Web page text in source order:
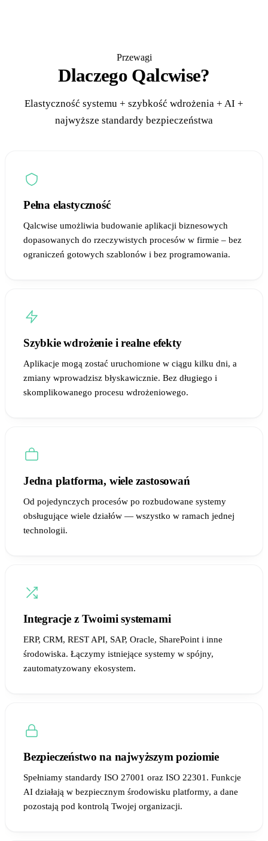
Przewagi
Dlaczego Qalcwise?
Elastyczność systemu + szybkość wdrożenia + AI +
najwyższe standardy bezpieczeństwa
Pełna elastyczność
Qalcwise umożliwia budowanie aplikacji biznesowych
dopasowanych do rzeczywistych procesów w firmie – bez
ograniczeń gotowych szablonów i bez programowania.
Szybkie wdrożenie i realne efekty
Aplikacje mogą zostać uruchomione w ciągu kilku dni, a
zmiany wprowadzisz błyskawicznie. Bez długiego i
skomplikowanego procesu wdrożeniowego.
Jedna platforma, wiele zastosowań
Od pojedynczych procesów po rozbudowane systemy
obsługujące wiele działów — wszystko w ramach jednej
technologii.
Integracje z Twoimi systemami
ERP, CRM, REST API, SAP, Oracle, SharePoint i inne
środowiska. Łączymy istniejące systemy w spójny,
zautomatyzowany ekosystem.
Bezpieczeństwo na najwyższym poziomie
Spełniamy standardy ISO 27001 oraz ISO 22301. Funkcje
AI działają w bezpiecznym środowisku platformy, a dane
pozostają pod kontrolą Twojej organizacji.